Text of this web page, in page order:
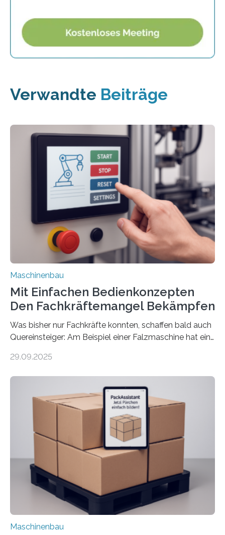
Verwandte Beiträge
Maschinenbau
Mit Einfachen Bedienkonzepten
Den Fachkräftemangel Bekämpfen
Was bisher nur Fachkräfte konnten, schaffen bald auch
Quereinsteiger: Am Beispiel einer Falzmaschine hat ein
Mensch-Maschine-Schnittstelle so sehr vereinfacht,
Die zugrunde liegende Methodik lässt sich auf alle
anderen Maschinen übertragen. Eine Falzmaschine
umzurüsten ist ein Job für echte Profis. Eine solche
Maschine faltet in Druckereien Broschüren, Prospekte,
Landkarten und vieles mehr – mehrere Zehntausend
Exemplare pro Stunde. Je nach Maschinentyp und
Auftrag kann das Umrüsten…
29.09.2025
Maschinenbau